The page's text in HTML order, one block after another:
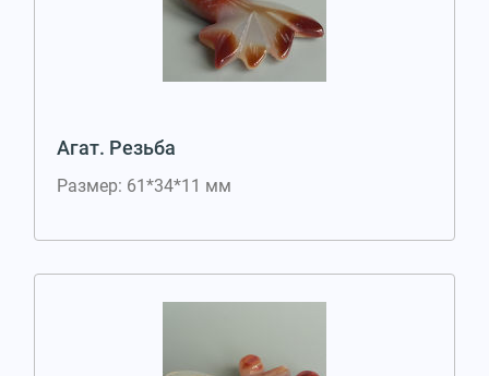
Агат. Резьба
Размер: 61*34*11 мм